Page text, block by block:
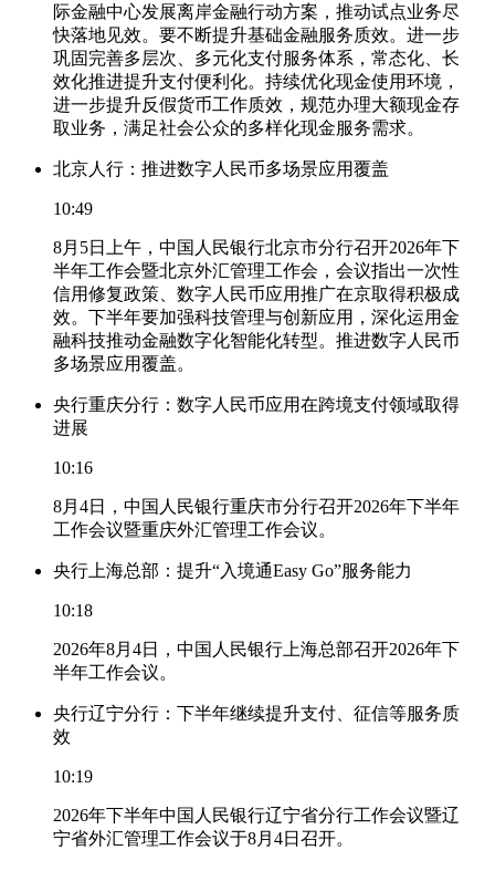
际金融中心发展离岸金融行动方案，推动试点业务尽
快落地见效。要不断提升基础金融服务质效。进一步
巩固完善多层次、多元化支付服务体系，常态化、长
效化推进提升支付便利化。持续优化现金使用环境，
进一步提升反假货币工作质效，规范办理大额现金存
取业务，满足社会公众的多样化现金服务需求。
北京人行：推进数字人民币多场景应用覆盖
10:49
8月5日上午，中国人民银行北京市分行召开2026年下
半年工作会暨北京外汇管理工作会，会议指出一次性
信用修复政策、数字人民币应用推广在京取得积极成
效。下半年要加强科技管理与创新应用，深化运用金
融科技推动金融数字化智能化转型。推进数字人民币
多场景应用覆盖。
央行重庆分行：数字人民币应用在跨境支付领域取得
进展
10:16
8月4日，中国人民银行重庆市分行召开2026年下半年
工作会议暨重庆外汇管理工作会议。
央行上海总部：提升“入境通Easy Go”服务能力
10:18
2026年8月4日，中国人民银行上海总部召开2026年下
半年工作会议。
央行辽宁分行：下半年继续提升支付、征信等服务质
效
10:19
2026年下半年中国人民银行辽宁省分行工作会议暨辽
宁省外汇管理工作会议于8月4日召开。